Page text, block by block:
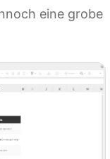
eine grobe